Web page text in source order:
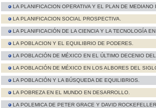
LA PLANIFICACION OPERATIVA Y EL PLAN DE MEDIANO
LA PLANIFICACION SOCIAL PROSPECTIVA.
LA PLANIFICACIÓN DE LA CIENCIA Y LA TECNOLOGÍA
LA POBLACION Y EL EQUILIBRIO DE PODERES.
LA POBLACIÓN DE MÉXICO EN EL ÚLTIMO DECENIO
LA POBLACIÓN DE MÉXICO EN LOS ALBORES DEL
LA POBLACIÓN Y LA BÚSQUEDA DE EQUILIBRIOS.
LA POBREZA EN EL MUNDO EN DESARROLLO.
LA POLEMICA DE PETER GRACE Y DAVID